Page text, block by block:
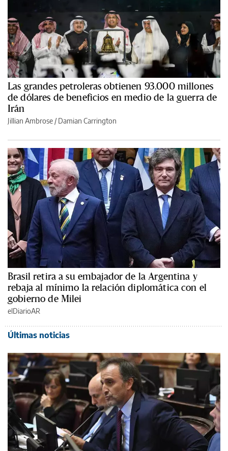
Las grandes petroleras obtienen 93.000 millones
de dólares de beneficios en medio de la guerra de
Irán
Jillian Ambrose / Damian Carrington
Brasil retira a su embajador de la Argentina y
rebaja al mínimo la relación diplomática con el
gobierno de Milei
elDiarioAR
Últimas noticias